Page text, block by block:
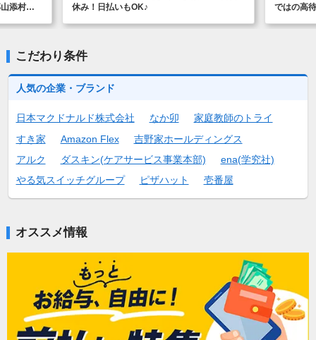
添村】
休み！日払いもOK♪
ではの高
こだわり条件
人気の企業・ブランド
日本マクドナルド株式会社 なか卯
家庭教師のトライ
すき家
Amazon Flex
吉野家ホールディングス
アルク
ダスキン(ケアサービス事業本部)
ena(学究社)
やる気スイッチグループ
ピザハット 壱番屋
オススメ情報